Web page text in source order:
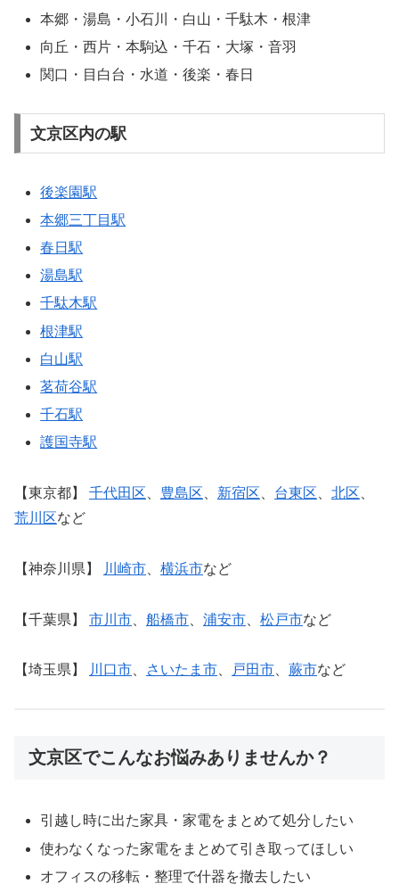
本郷・湯島・小石川・白山・千駄木・根津
向丘・西片・本駒込・千石・大塚・音羽
関口・目白台・水道・後楽・春日
文京区内の駅
後楽園駅
本郷三丁目駅
春日駅
湯島駅
千駄木駅
根津駅
白山駅
茗荷谷駅
千石駅
護国寺駅
【東京都】 千代田区 豊島区 新宿区 台東区 北区
荒川区など
【神奈川県】 川崎市 横浜市など
【千葉県】 市川市 船橋市 浦安市 松戸市など
【埼玉県】 川口市、 さいたま市、 戸田市、 蕨市など
文京区でこんなお悩みありませんか？
引越し時に出た家具・家電をまとめて処分したい
使わなくなった家電をまとめて引き取ってほしい
オフィスの移転・整理で什器を撤去したい